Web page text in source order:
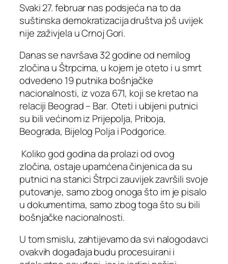
Svaki 27. februar nas podsjeća na to da
suštinska demokratizacija društva još uvijek
nije zaživjela u Crnoj Gori.
Danas se navršava 32 godine od nemilog
zločina u Štrpcima, u kojem je oteto i u smrt
odvedeno 19 putnika bošnjačke
nacionalnosti, iz voza 671, koji se kretao na
relaciji Beograd – Bar. Oteti i ubijeni putnici
su bili većinom iz Prijepolja, Priboja,
Beograda, Bijelog Polja i Podgorice.
Koliko god godina da prolazi od ovog
zločina, ostaje upamćena činjenica da su
putnici na stanici Štrpci zauvijek završili svoje
putovanje, samo zbog onoga što im je pisalo
u dokumentima, samo zbog toga što su bili
bošnjačke nacionalnosti.
U tom smislu, zahtijevamo da svi nalogodavci
ovakvih događaja budu procesuirani i